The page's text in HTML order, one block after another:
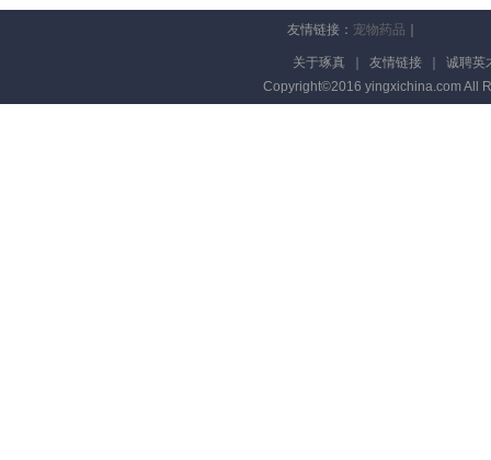
友情链接： 宠物药品
关于琢真 友情链接
诚聘英
Copyright©2016 yingxichina.com All